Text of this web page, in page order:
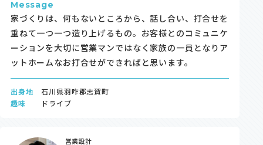
Message
家づくりは、何もないところから、話し合い、打合せを
重ねて一つ一つ造り上げるもの。お客様とのコミュニケ
ーションを大切に営業マンではなく家族の一員となりア
ットホームなお打合せができればと思います。
出身地
石川県羽咋郡志賀町
趣味
ドライブ
営業設計